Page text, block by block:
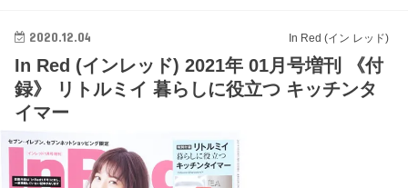
In Red (イン レッド)
2020.12.04
In Red (インレッド) 2021年 01月号増刊 《付
録》 リトルミイ 暮らしに役立つ キッチンタ
イマー